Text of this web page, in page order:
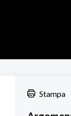
Stampa